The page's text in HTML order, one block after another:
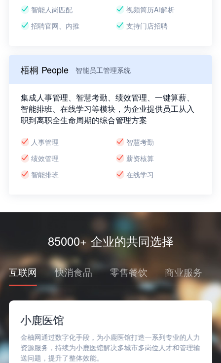
智能人岗匹配
视频简历AI解析
招聘官网、内推
支持门店招聘
梧桐 People 智能员工管理系统
集成人事管理、智慧考勤、绩效管理、一键算薪、
智能排班、在线学习等模块，为企业提供员工从入
职到离职全生命周期的综合管理方案
人事管理
智慧考勤
绩效管理
薪资核算
智能排班
在线学习
85000+ 企业的共同选择
互联网 快消食品 零售餐饮 商业服务
小鹿医馆
金柚网通过数字化手段，为小鹿医馆打造一系列专业的人力
资源服务，持续为小鹿医馆解决多城市多岗位人才和管理输
送问题，提升了整体效能。